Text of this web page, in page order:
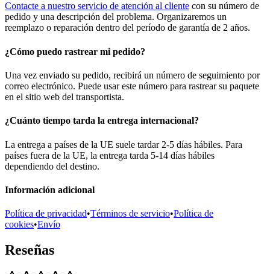
Contacte a nuestro servicio de atención al cliente con su número de
pedido y una descripción del problema. Organizaremos un
reemplazo o reparación dentro del período de garantía de 2 años.
¿Cómo puedo rastrear mi pedido?
Una vez enviado su pedido, recibirá un número de seguimiento por
correo electrónico. Puede usar este número para rastrear su paquete
en el sitio web del transportista.
¿Cuánto tiempo tarda la entrega internacional?
La entrega a países de la UE suele tardar 2-5 días hábiles. Para
países fuera de la UE, la entrega tarda 5-14 días hábiles
dependiendo del destino.
Información adicional
Política de privacidad•Términos de servicio•Política de
cookies•Envío
Reseñas